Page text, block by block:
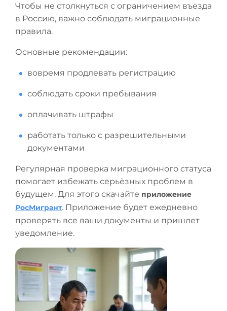
Чтобы не столкнуться с ограничением въезда
в Россию, важно соблюдать миграционные
правила.
Основные рекомендации:
вовремя продлевать регистрацию
соблюдать сроки пребывания
оплачивать штрафы
работать только с разрешительными
документами
Регулярная проверка миграционного статуса
помогает избежать серьёзных проблем в
будущем. Для этого скачайте приложение
РосМигрант. Приложение будет ежедневно
проверять все ваши документы и пришлет
уведомление.